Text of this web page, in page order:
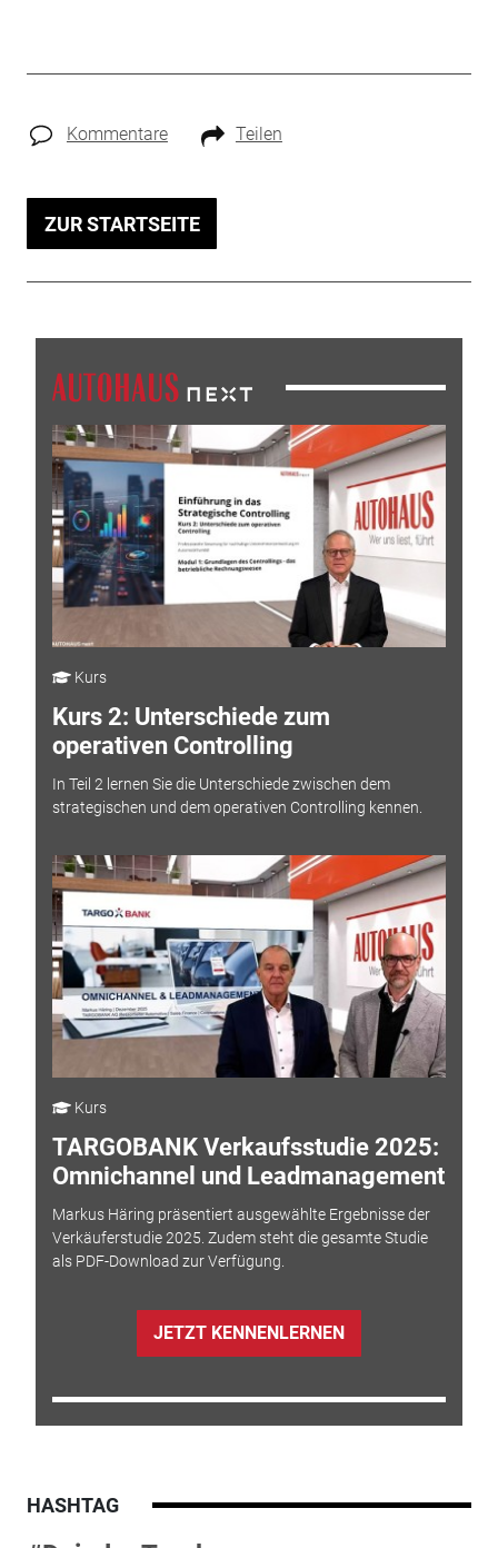
Kommentare Teilen
ZUR STARTSEITE
Kurs
Kurs 2: Unterschiede zum
operativen Controlling
In Teil 2 lernen Sie die Unterschiede zwischen dem
strategischen und dem operativen Controlling kennen.
Kurs
TARGOBANK Verkaufsstudie 2025:
Omnichannel und Leadmanagement
Markus Häring präsentiert ausgewählte Ergebnisse der
Verkäuferstudie 2025. Zudem steht die gesamte Studie
als PDF-Download zur Verfügung.
JETZT KENNENLERNEN
HASHTAG